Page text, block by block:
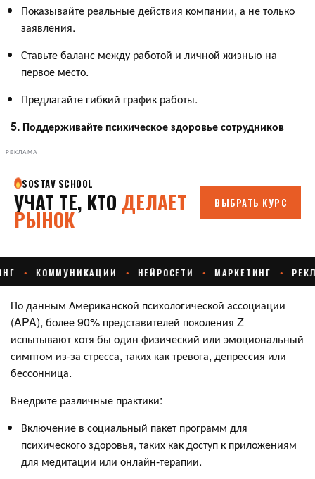
Показывайте реальные действия компании, а не только
заявления.
Ставьте баланс между работой и личной жизнью на
первое место.
Предлагайте гибкий график работы.
5. Поддерживайте психическое здоровье сотрудников
РЕКЛАМА
По данным Американской психологической ассоциации
(APA), более 90% представителей поколения Z
испытывают хотя бы один физический или эмоциональный
симптом из-за стресса, таких как тревога, депрессия или
бессонница.
Внедрите различные практики:
Включение в социальный пакет программ для
психического здоровья, таких как доступ к приложениям
для медитации или онлайн-терапии.